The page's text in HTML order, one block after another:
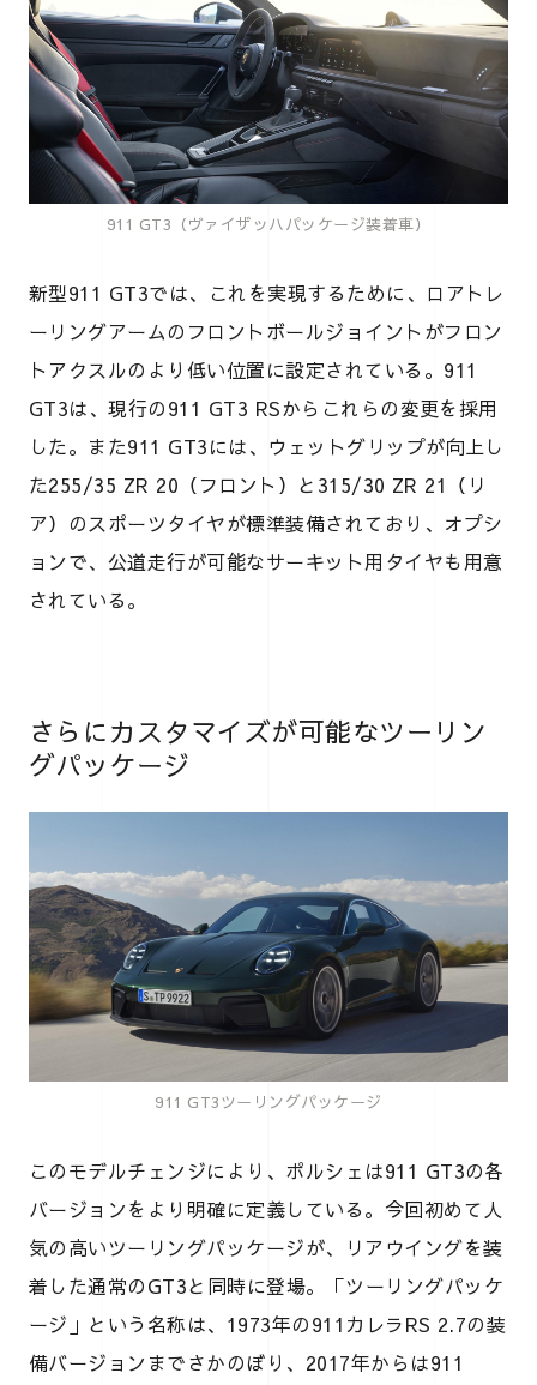
911 GT3（ヴァイザッハパッケージ装着車）
新型911 GT3では、これを実現するために、ロアトレ
ーリングアームのフロントボールジョイントがフロン
トアクスルのより低い位置に設定されている。911
GT3は、現行の911 GT3 RSからこれらの変更を採用
した。また911 GT3には、ウェットグリップが向上し
た255/35 ZR 20（フロント）と315/30 ZR 21（リ
ア）のスポーツタイヤが標準装備されており、オプシ
ョンで、公道走行が可能なサーキット用タイヤも用意
されている。
さらにカスタマイズが可能なツーリン
グパッケージ
911 GT3ツーリングパッケージ
このモデルチェンジにより、ポルシェは911 GT3の各
バージョンをより明確に定義している。今回初めて人
気の高いツーリングパッケージが、リアウイングを装
着した通常のGT3と同時に登場。「ツーリングパッケ
ージ」という名称は、1973年の911カレラRS 2.7の装
備バージョンまでさかのぼり、2017年からは911